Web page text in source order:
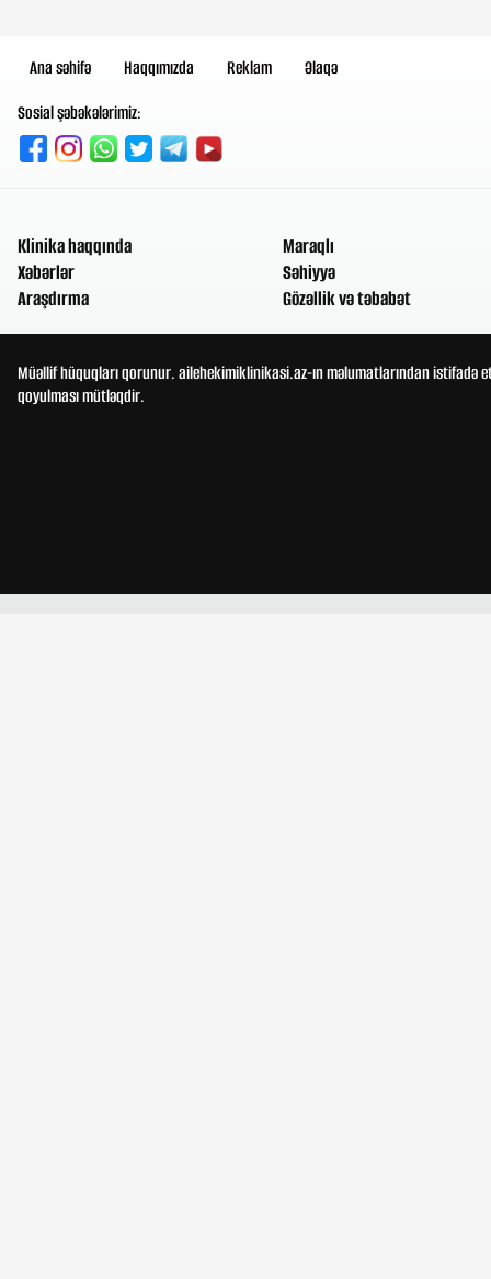
Ana səhifə Haqqımızda Reklam
Əlaqə
Sosial şəbəkələrimiz:
Klinika haqqında
Xəbərlər
Araşdırma
Maraqlı
Səhiyyə
Gözəllik və təbabət
Müəllif hüquqları qorunur. ailehekimiklinikasi.az-ın məlumatlarından
qoyulması mütləqdir.